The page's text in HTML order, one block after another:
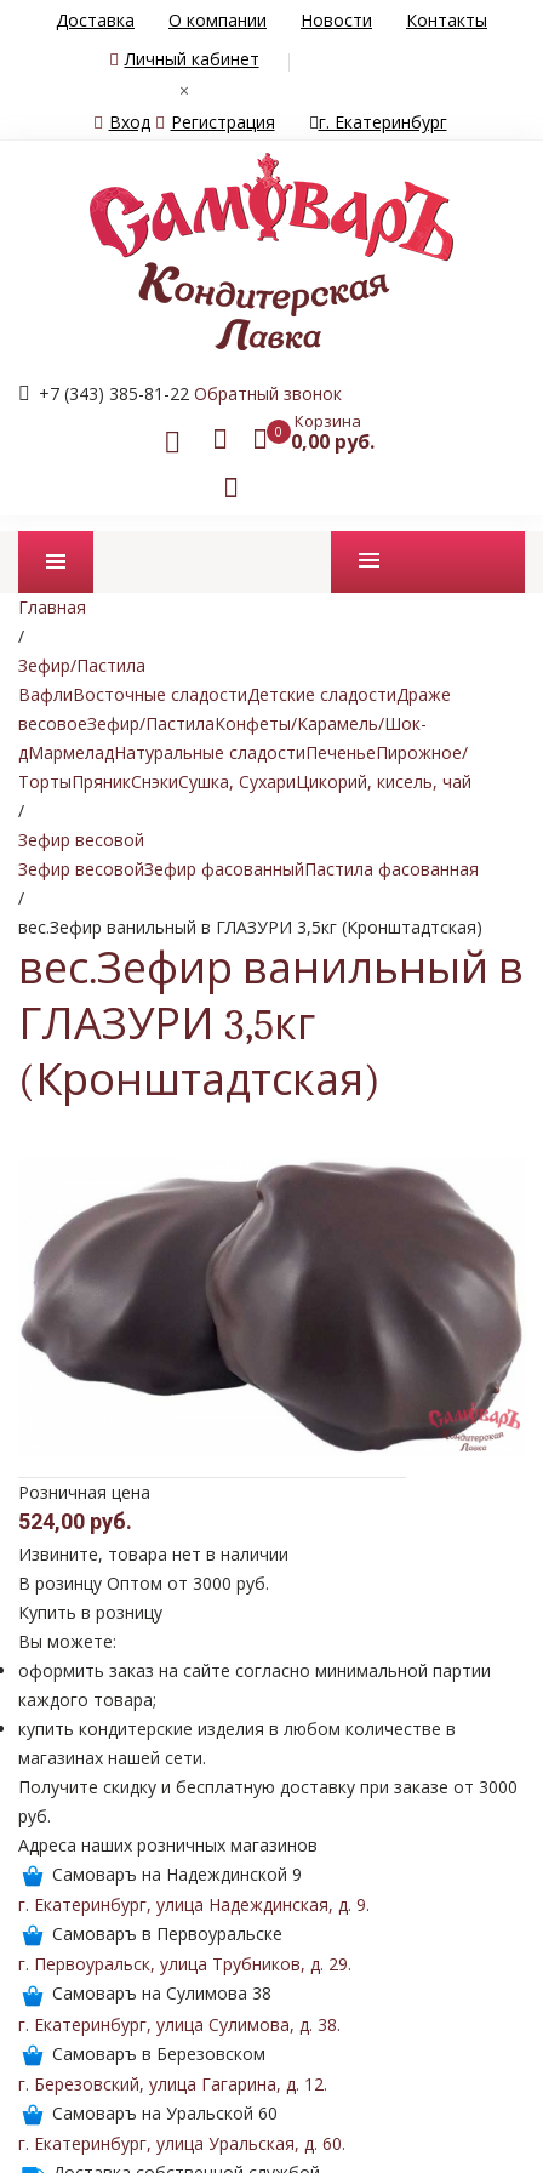
Доставка О компании Новости
Контакты
Личный кабинет
×
Вход
Регистрация г. Екатеринбург
+7 (343) 385-81-22 Обратный звонок
0 Корзина
0,00 руб.
Промо товары
Главная
/
Зефир/Пастила
ВафлиВосточные сладостиДетские сладостиДраже
весовоеЗефир/ПастилаКонфеты/Карамель/Шок-
дМармеладНатуральные сладостиПеченьеПирожное/
ТортыПряникСнэкиСушка, СухариЦикорий, кисель, чай
/
Зефир весовой
Зефир весовойЗефир фасованныйПастила фасованная
/
вес.Зефир ванильный в ГЛАЗУРИ 3,5кг (Кронштадтская)
вес.Зефир ванильный в
ГЛАЗУРИ 3,5кг
(Кронштадтская)
Розничная цена
524,00 руб.
Извините, товара нет в наличии
В розинцу Оптом от 3000 руб.
Купить в розницу
Вы можете:
оформить заказ на сайте согласно минимальной партии
каждого товара;
купить кондитерские изделия в любом количестве в
магазинах нашей сети.
Получите скидку и бесплатную доставку при заказе от 3000
руб.
Адреса наших розничных магазинов
Самоваръ на Надеждинской 9
г. Екатеринбург, улица Надеждинская, д. 9.
Самоваръ в Первоуральске
г. Первоуральск, улица Трубников, д. 29.
Самоваръ на Сулимова 38
г. Екатеринбург, улица Сулимова, д. 38.
Самоваръ в Березовском
г. Березовский, улица Гагарина, д. 12.
Самоваръ на Уральской 60
г. Екатеринбург, улица Уральская, д. 60.